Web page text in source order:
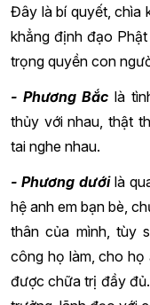
Đây là bí quyết, chìa
khẳng định đạo
trọng quyền con
- Phương Bắc là
thủy với nhau, thật
tai nghe nhau.
- Phương dướilà
hệ anh em bạn bè,
thân của mình, tùy
công họ làm, cho
được chữa trị đầy